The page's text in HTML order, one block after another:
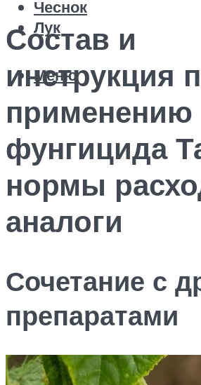
Чеснок
Лук
Меню
Состав и
инструкция
применению
фунгицида
нормы
аналоги
Сочетание с
препаратами